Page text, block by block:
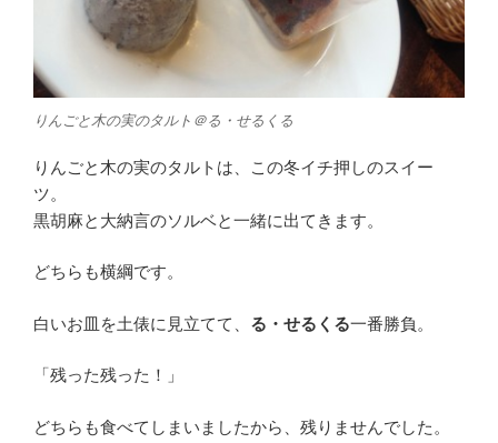
りんごと木の実のタルト＠る・せるくる
りんごと木の実のタルトは、この冬イチ押しのスイー
ツ。
黒胡麻と大納言のソルベと一緒に出てきます。
どちらも横綱です。
白いお皿を土俵に見立てて、 る・せるくる一番勝負。
「残った残った！」
どちらも食べてしまいましたから、残りませんでした。